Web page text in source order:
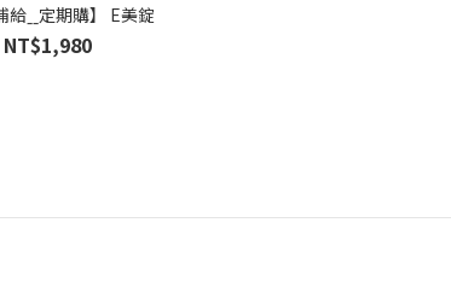
給ˍˍ定期購】 E美錠
NT$1,980